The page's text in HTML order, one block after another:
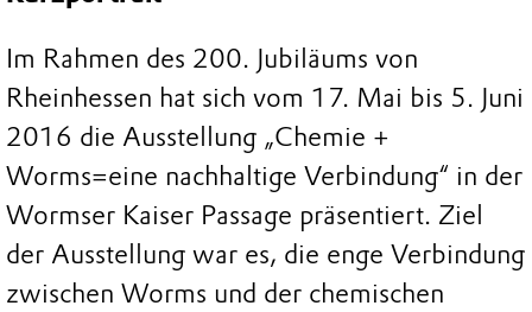
Im Rahmen des 200. Jubiläums von
Rheinhessen hat sich vom 17. Mai bis 5. Juni
2016 die Ausstellung „Chemie +
Worms=eine nachhaltige Verbindung“ in der
Wormser Kaiser Passage präsentiert. Ziel
der Ausstellung war es, die enge Verbindung
zwischen Worms und der chemischen